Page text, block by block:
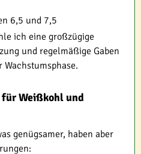
6,5 und 7,5
ich eine großzügige
und regelmäßige Gaben
Weißkohl und
genügsamer, haben aber